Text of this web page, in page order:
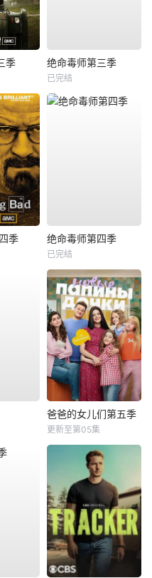
季 绝命毒师第三季
已完结
季 绝命毒师第四季
已完结
爸爸的女儿们第五季
更新至第05集